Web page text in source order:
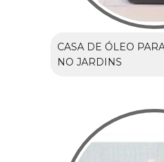
CASA DE ÓLEO
NO JARDINS